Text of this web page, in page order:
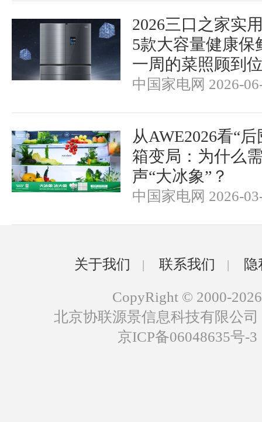
2026三口之家实
5款大容量健康保
一周的菜照顾到
中国家电网 2026-
从AWE2026看“
箱变局：为什么
声“大冰象”？
中国家电网 2026-
关于我们 | 联系我们 |
CopyRight © 2000-2026
北京协联源景信息科技有限公
京ICP备06048635号-3